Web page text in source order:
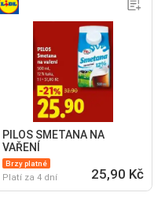
PILOS SMETANA NA
VAŘENÍ
Brzy platné
Platí za 4 dní 25,90 Kč